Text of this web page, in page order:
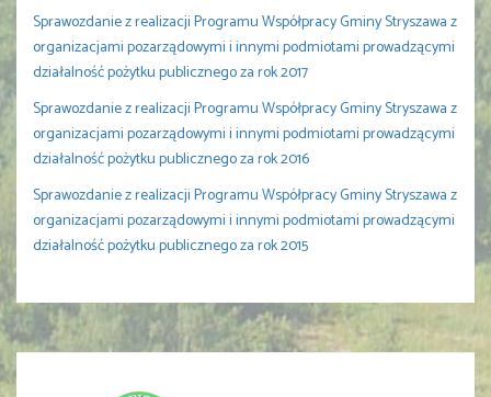
Sprawozdanie z realizacji Programu Współpracy Gminy Stryszawa z
organizacjami pozarządowymi i innymi podmiotami prowadzącymi
działalność pożytku publicznego za rok 2017
Sprawozdanie z realizacji Programu Współpracy Gminy Stryszawa z
organizacjami pozarządowymi i innymi podmiotami prowadzącymi
działalność pożytku publicznego za rok 2016
Sprawozdanie z realizacji Programu Współpracy Gminy Stryszawa z
organizacjami pozarządowymi i innymi podmiotami prowadzącymi
działalność pożytku publicznego za rok 2015